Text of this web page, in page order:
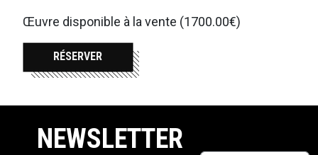
Œuvre disponible à la vente (1700.00€)
RÉSERVER
NEWSLETTER